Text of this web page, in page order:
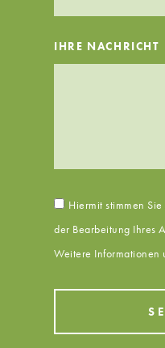
IHRE NACHRICHT
Hiermit stimmen
der Bearbeitung Ihres
Weitere Informationen